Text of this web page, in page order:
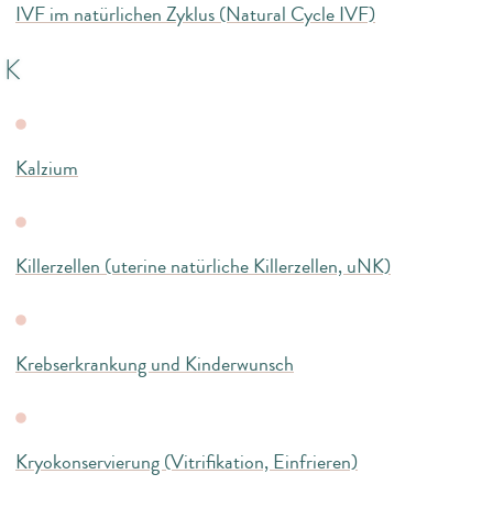
IVF im natürlichen Zyklus (Natural Cycle IVF)
K
Kalzium
Killerzellen (uterine natürliche Killerzellen, uNK)
Krebserkrankung und Kinderwunsch
Kryokonservierung (Vitrifikation, Einfrieren)